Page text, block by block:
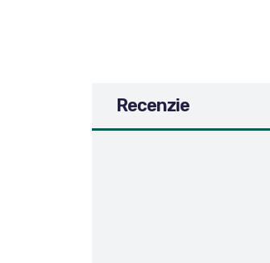
Recenzie